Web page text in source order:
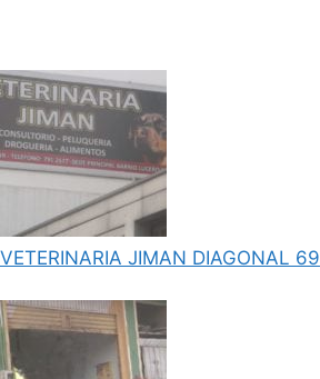
VETERINARIA JIMAN DIAGONAL 69